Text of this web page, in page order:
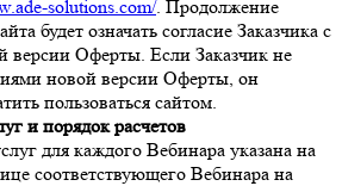
solutions.com/. Продолжение
будет означать согласие Заказчика с
версии Оферты. Если Заказчик не
новой версии Оферты, он
пользоваться сайтом.
и порядок расчетов
для каждого Вебинара указана на
соответствующего Вебинара на